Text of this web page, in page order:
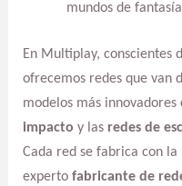
mundos de
En Multiplay, conscientes
ofrecemos redes que van
modelos más innovadores
impacto y las redes de
Cada red se fabrica con
experto fabricante de